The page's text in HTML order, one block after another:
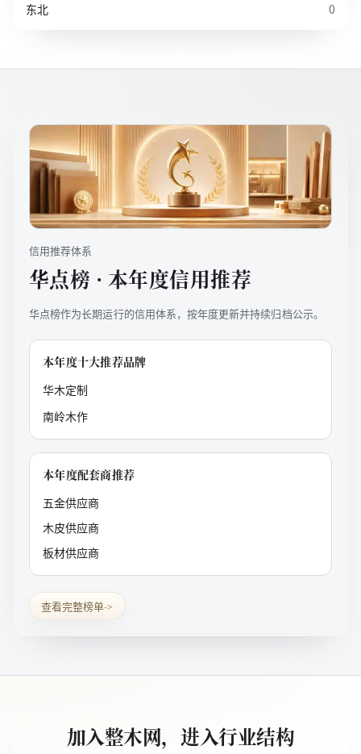
东北
0
信用推荐体系
华点榜 · 本年度信用推荐
华点榜作为长期运行的信用体系，按年度更新并持续归档公示。
本年度十大推荐品牌
华木定制
南岭木作
本年度配套商推荐
五金供应商
木皮供应商
板材供应商
查看完整榜单->
加入整木网，进入行业结构